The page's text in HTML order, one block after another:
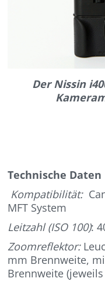
Der Nissin
Technische Daten
Kompatibilität:
MFT System
Leitzahl (ISO 100):
Zoomreflektor:
mm Brennweite,
Brennweite